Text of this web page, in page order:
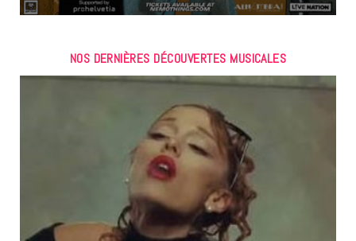
NOS DERNIÈRES DÉCOUVERTES MUSICALES